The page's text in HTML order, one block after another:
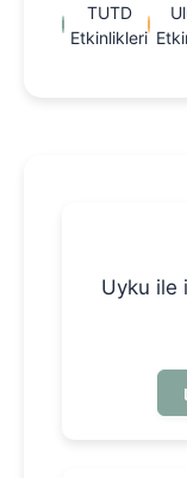
TUTD
Etkinlikleri
Uyku ile